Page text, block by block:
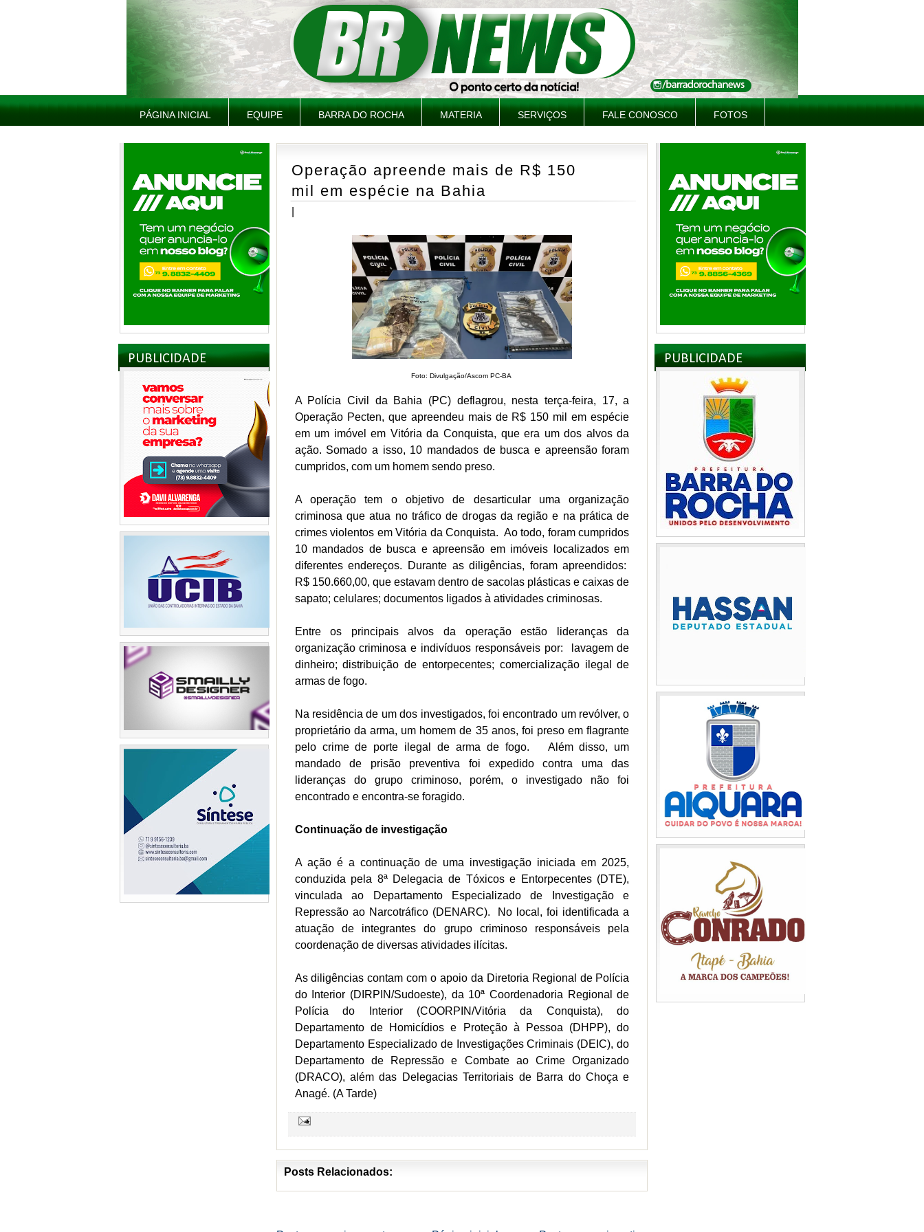
PÁGINA INICIAL EQUIPE BARRA DO ROCHA MATERIA SERVIÇOS FALE CONOSCO FOTOS
PUBLICIDADE
Operação apreende mais de R$ 150
mil em espécie na Bahia
Foto: Divulgação/Ascom PC-BA
A Polícia Civil da Bahia (PC) deflagrou, nesta terça-feira, 17, a
Operação Pecten, que apreendeu mais de R$ 150 mil em espécie
em um imóvel em Vitória da Conquista, que era um dos alvos da
ação. Somado a isso, 10 mandados de busca e apreensão foram
cumpridos, com um homem sendo preso.
A operação tem o objetivo de desarticular uma organização
criminosa que atua no tráfico de drogas da região e na prática de
crimes violentos em Vitória da Conquista. Ao todo, foram cumpridos
10 mandados de busca e apreensão em imóveis localizados em
diferentes endereços. Durante as diligências, foram apreendidos:
R$ 150.660,00, que estavam dentro de sacolas plásticas e caixas de
sapato; celulares; documentos ligados à atividades criminosas.
Entre os principais alvos da operação estão lideranças da
organização criminosa e indivíduos responsáveis por: lavagem de
dinheiro; distribuição de entorpecentes; comercialização ilegal de
armas de fogo.
Na residência de um dos investigados, foi encontrado um revólver, o
proprietário da arma, um homem de 35 anos, foi preso em flagrante
pelo crime de porte ilegal de arma de fogo. Além disso, um
mandado de prisão preventiva foi expedido contra uma das
lideranças do grupo criminoso, porém, o investigado não foi
encontrado e encontra-se foragido.
Continuação de investigação
A ação é a continuação de uma investigação iniciada em 2025,
conduzida pela 8ª Delegacia de Tóxicos e Entorpecentes (DTE),
vinculada ao Departamento Especializado de Investigação e
Repressão ao Narcotráfico (DENARC). No local, foi identificada a
atuação de integrantes do grupo criminoso responsáveis pela
coordenação de diversas atividades ilícitas.
As diligências contam com o apoio da Diretoria Regional de Polícia
do Interior (DIRPIN/Sudoeste), da 10ª Coordenadoria Regional de
Polícia do Interior (COORPIN/Vitória da Conquista), do
Departamento de Homicídios e Proteção à Pessoa (DHPP), do
Departamento Especializado de Investigações Criminais (DEIC), do
Departamento de Repressão e Combate ao Crime Organizado
(DRACO), além das Delegacias Territoriais de Barra do Choça e
Anagé. (A Tarde)
Posts Relacionados:
PUBLICIDADE